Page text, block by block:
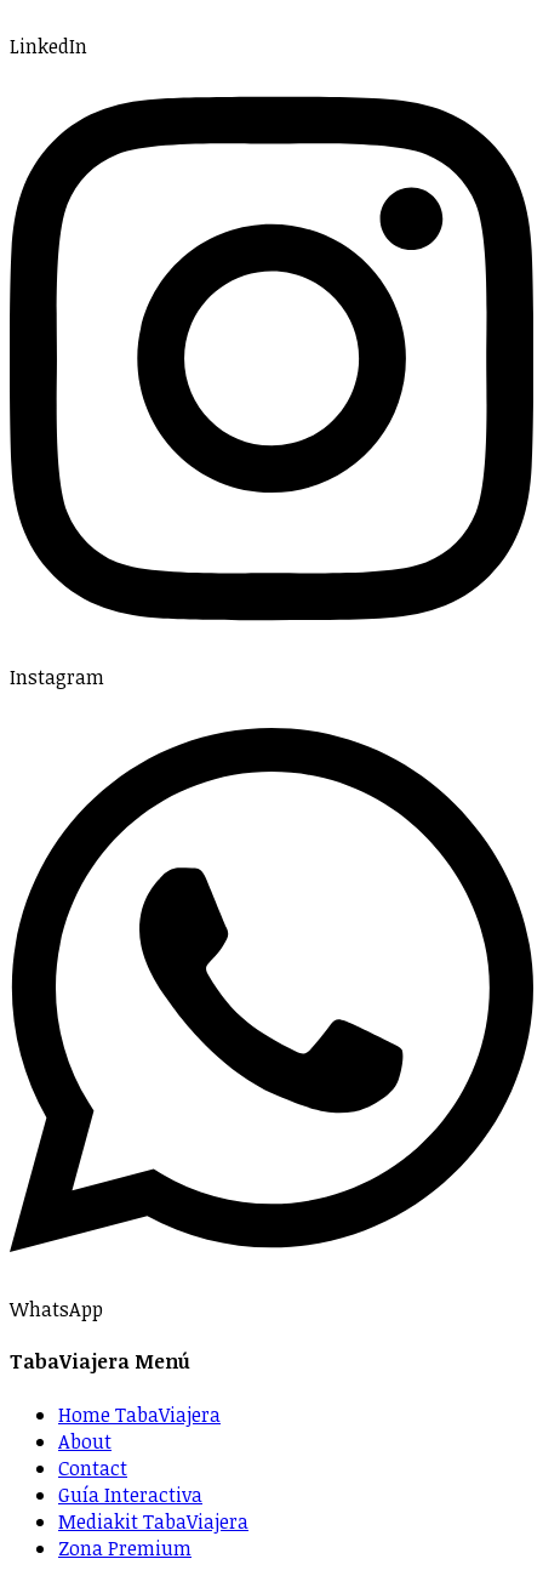
LinkedIn
Instagram
WhatsApp
TabaViajera Menú
Home TabaViajera
About
Contact
Guía Interactiva
Mediakit TabaViajera
Zona Premium